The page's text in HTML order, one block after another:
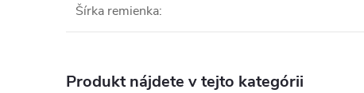
Šírka remienka:
Produkt nájdete v tejto kategórii